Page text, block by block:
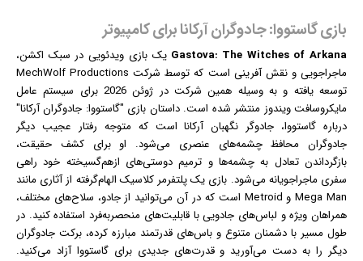
بازی گاستووا: جادوگران آرکانا برای کامپیوتر
Gastova: The Witches of Arkana یکبازی ویدئویی در سبک اکشن،
ماجراجویی و نقش آفرینی است که توسط شرکت MechWolf Productions
توسعه یافته و به وسیله همین شرکت در ژوئن 2026 برای سیستم عامل
مایکروسافتویندوز منتشر شده است. داستان بازی "گاستووا: جادوگران آرکانا"
درباره گاستووا، جادوگر نگهبان آرکانا است که متوجه رفتار عجیب دیگر
جادوگران محافظ چشمه‌های عنصری می‌شود. او برای کشف حقیقت،
بازگرداندن تعادل به چشمه‌ها و ترمیم دوستی‌های ازهم‌گسیخته خود راهی
سفری ماجراجویانه می‌شود. بازی یک پلتفرمر کلاسیک الهام‌گرفته از آثاری مانند
Mega Man و Metroid است که در آن می‌توانید از جادو، سلاح‌های مختلف،
همراهان ویژه و لباس‌های جادویی با قابلیت‌های منحصربه‌فرد استفاده کنید. در
طول مسیر با دشمنان متنوع و باس‌های قدرتمند مبارزه کرده، برکت جادوگران
دیگر را به دست می‌آورید و قدرت‌های جدیدی برای گاستووا آزاد می‌کنید.